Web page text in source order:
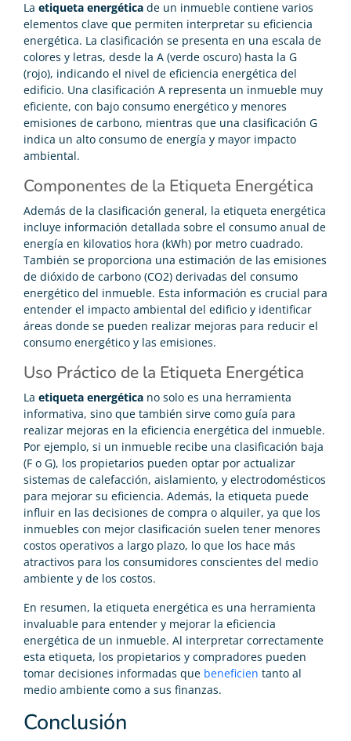
La etiqueta energética de un inmueble contiene varios
elementos clave que permiten interpretar su eficiencia
energética. La clasificación se presenta en una escala de
colores y letras, desde la A (verde oscuro) hasta la G
(rojo), indicando el nivel de eficiencia energética del
edificio. Una clasificación A representa un inmueble muy
eficiente, con bajo consumo energético y menores
emisiones de carbono, mientras que una clasificación G
indica un alto consumo de energía y mayor impacto
ambiental.
Componentes de la Etiqueta Energética
Además de la clasificación general, la etiqueta energética
incluye información detallada sobre el consumo anual de
energía en kilovatios hora (kWh) por metro cuadrado.
También se proporciona una estimación de las emisiones
de dióxido de carbono (CO2) derivadas del consumo
energético del inmueble. Esta información es crucial para
entender el impacto ambiental del edificio y identificar
áreas donde se pueden realizar mejoras para reducir el
consumo energético y las emisiones.
Uso Práctico de la Etiqueta Energética
La etiqueta energética no solo es una herramienta
informativa, sino que también sirve como guía para
realizar mejoras en la eficiencia energética del inmueble.
Por ejemplo, si un inmueble recibe una clasificación baja
(F o G), los propietarios pueden optar por actualizar
sistemas de calefacción, aislamiento, y electrodomésticos
para mejorar su eficiencia. Además, la etiqueta puede
influir en las decisiones de compra o alquiler, ya que los
inmuebles con mejor clasificación suelen tener menores
costos operativos a largo plazo, lo que los hace más
atractivos para los consumidores conscientes del medio
ambiente y de los costos.
En resumen, la etiqueta energética es una herramienta
invaluable para entender y mejorar la eficiencia
energética de un inmueble. Al interpretar correctamente
esta etiqueta, los propietarios y compradores pueden
tomar decisiones informadas que beneficien tanto al
medio ambiente como a sus finanzas.
Conclusión